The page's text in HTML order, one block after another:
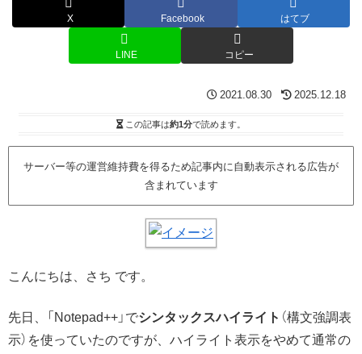
X Facebook はてブ
LINE コピー
2021.08.30 2025.12.18
この記事は約1分で読めます。
サーバー等の運営維持費を得るため記事内に自動表示される広告が
含まれています
こんにちは、さち です。
先日、「Notepad++」でシンタックスハイライト （構文強調表
示）を使っていたのですが、ハイライト表示をやめて通常の